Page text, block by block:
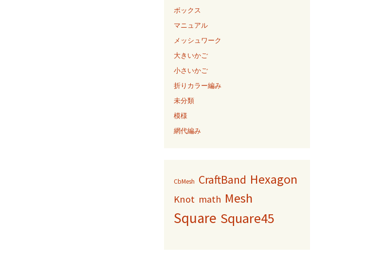
ボックス
マニュアル
メッシュワーク
大きいかご
小さいかご
折りカラー編み
未分類
模様
網代編み
CbMesh CraftBand Hexagon
Knot math Mesh
Square Square45